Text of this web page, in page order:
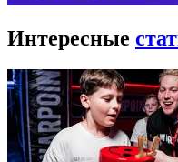
Интересные